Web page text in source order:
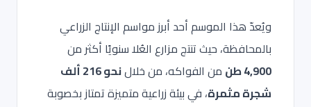
ويُعدّ هذا الموسم أحد أبرز مواسم الإنتاج الزراعي
بالمحافظة، حيث تنتج مزارع العُلا سنويًا أكثر من
4,900 طن
من الفواكه، من خلال
نحو 216 ألف
شجرة مثمرة، في بيئة زراعية متميزة تمتاز بخصوبة